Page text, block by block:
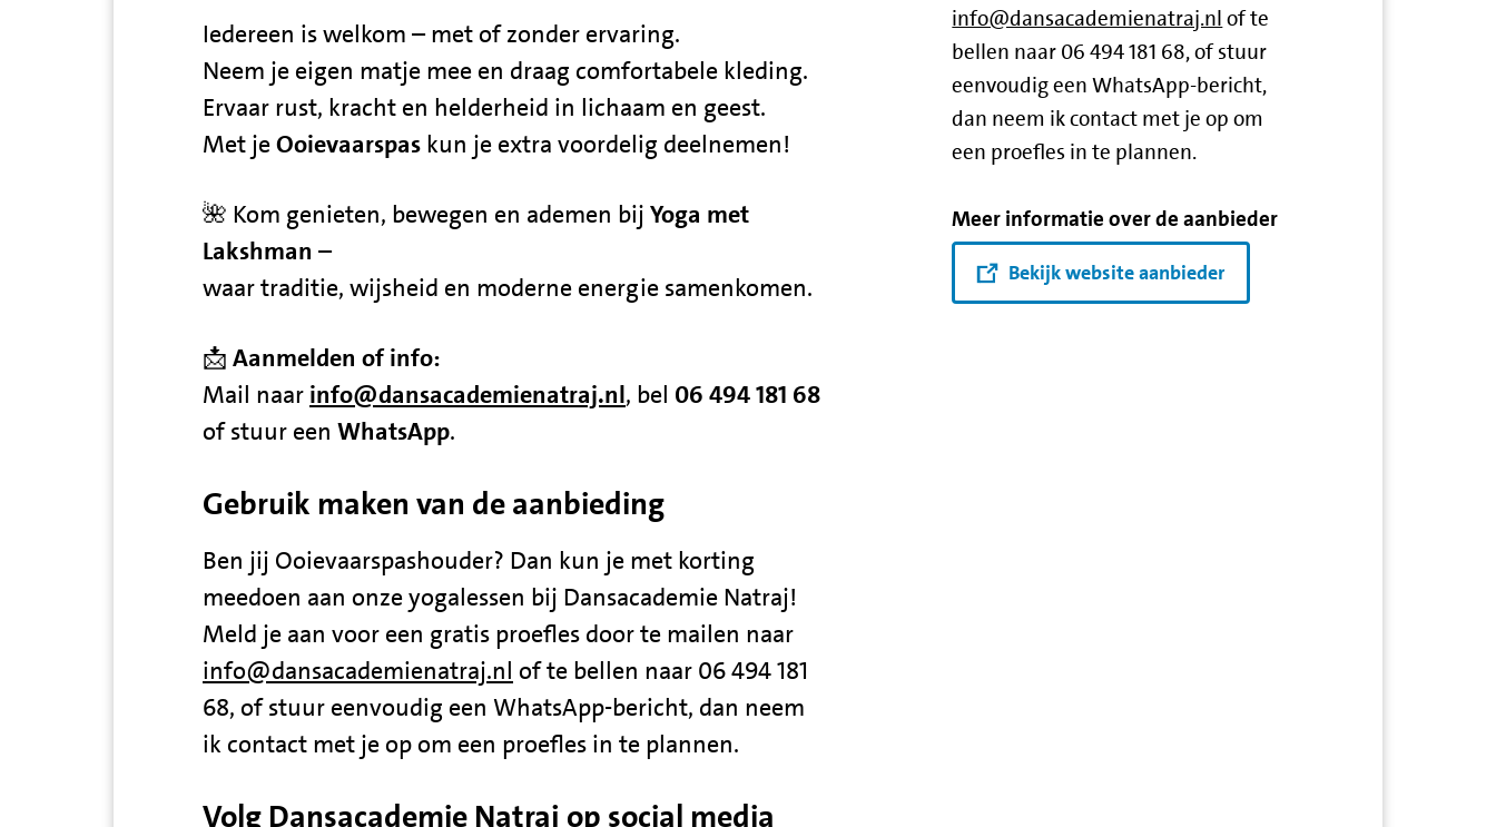
Iedereen is welkom – met of zonder ervaring.
Neem je eigen matje mee en draag comfortabele kleding.
Ervaar rust, kracht en helderheid in lichaam en geest.
Met jeOoievaarspas kun je extra voordelig deelnemen!
🌺 Kom genieten, bewegen en ademen bij Yoga met
Lakshman –
waar traditie, wijsheid en moderne energie samenkomen.
📩 Aanmelden of info:
Mail naar info@dansacademienatraj.nl, bel 06 494 181 68
of stuur een WhatsApp.
Gebruik maken van de aanbieding
Ben jij Ooievaarspashouder? Dan kun je met korting
meedoen aan onze yogalessen bij Dansacademie Natraj!
Meld je aan voor een gratis proefles door te mailen naar
info@dansacademienatraj.nl of te bellen naar 06 494 181
68, of stuur eenvoudig een WhatsApp-bericht, dan neem
ik contact met je op om een proefles in te plannen.
Volg Dansacademie Natraj op social media
info@dansacademienatraj.nl of te
bellen naar 06 494 181 68, of stuur
eenvoudig een WhatsApp-bericht,
dan neem ik contact met je op om
een proefles in te plannen.
Meer informatie over de aanbieder
Bekijk website aanbieder